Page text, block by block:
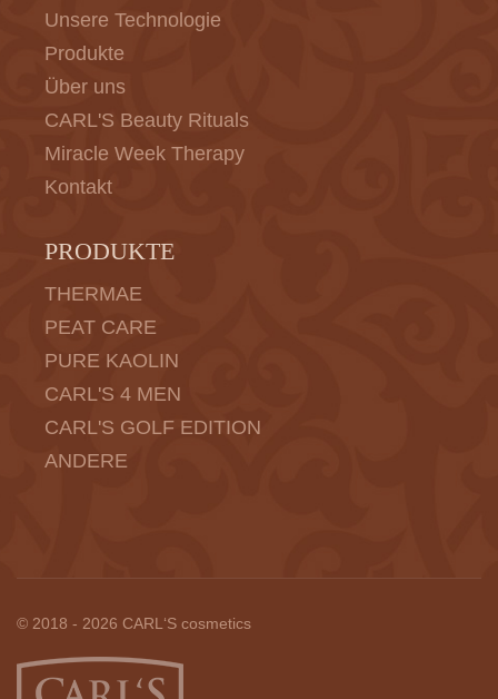
Unsere Technologie
Produkte
Über uns
CARL'S Beauty Rituals
Miracle Week Therapy
Kontakt
PRODUKTE
THERMAE
PEAT CARE
PURE KAOLIN
CARL'S 4 MEN
CARL'S GOLF EDITION
ANDERE
© 2018 - 2026 CARL‘S cosmetics